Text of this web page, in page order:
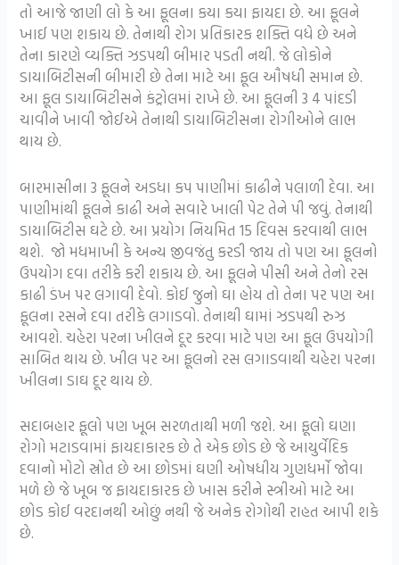
તો આજે જાણી લો કે આ ફૂલના કયા કયા ફાયદા છે. આ ફૂલને
ખાઈ પણ શકાય છે. તેનાથી રોગ પ્રતિકારક શક્તિ વધે છે અને
તેના કારણે વ્યક્તિ ઝડપથી બીમાર પડતી નથી. જે લોકોને
ડાયાબિટીસની બીમારી છે તેના માટે આ ફૂલ ઔષધી સમાન છે.
આ ફૂલ ડાયાબિટીસને કંટ્રોલમાં રાખે છે. આ ફૂલની 3 4 પાંદડી
ચાવીને ખાવી જોઈએ તેનાથી ડાયાબિટીસના રોગીઓને લાભ
થાય છે.
બારમાસીના 3 ફૂલને અડધા કપ પાણીમાં કાઢીને પલાળી દેવા. આ
પાણીમાંથી ફૂલને કાઢી અને સવારે ખાલી પેટ તેને પી જવું. તેનાથી
ડાયાબિટીસ ઘટે છે. આ પ્રયોગ નિયમિત 15 દિવસ કરવાથી લાભ
થશે. જો મધમાખી કે અન્ય જીવજંતુ કરડી જાય તો પણ આ ફૂલનો
ઉપયોગ દવા તરીકે કરી શકાય છે. આ ફૂલને પીસી અને તેનો રસ
કાઢી ડંખ પર લગાવી દેવો. કોઈ જુનો ઘા હોય તો તેના પર પણ આ
ફૂલના રસને દવા તરીકે લગાડવો. તેનાથી ઘામાં ઝડપથી રુઝ
આવશે. ચહેરા પરના ખીલને દૂર કરવા માટે પણ આ ફૂલ ઉપયોગી
સાબિત થાય છે. ખીલ પર આ ફૂલનો રસ લગાડવાથી ચહેરા પરના
ખીલના ડાઘ દૂર થાય છે.
સદાબહાર ફૂલો પણ ખૂબ સરળતાથી મળી જશે. આ ફૂલો ઘણા
રોગો મટાડવામાં ફાયદાકારક છે તે એક છોડ છે જે આયુર્વેદિક
દવાનો મોટો સ્રોત છે આ છોડમાં ઘણી ઓષધીય ગુણધર્મો જોવા
મળે છે જે ખૂબ જ ફાયદાકારક છે ખાસ કરીને સ્ત્રીઓ માટે આ
છોડ કોઈ વરદાનથી ઓછું નથી જે અનેક રોગોથી રાહત આપી શકે
છે.